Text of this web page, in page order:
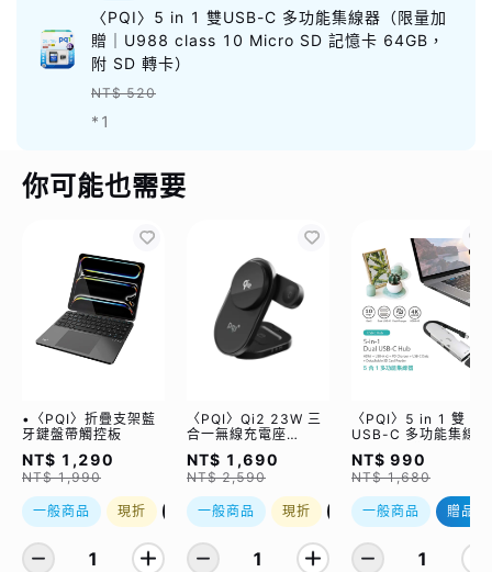
〈PQI〉5 in 1 雙USB-C 多功能集線器（限量加
贈｜U988 class 10 Micro SD 記憶卡 64GB，
附 SD 轉卡）
NT$ 520
*1
你可能也需要
•〈PQI〉折疊支架藍
牙鍵盤帶觸控板
NT$ 1,290
NT$ 1,990
一般商品 現折 優惠加購
1
〈PQI〉Qi2 23W 三
合一無線充電座
(WCC2302)
NT$ 1,690
NT$ 2,590
一般商品 現折 優惠加購
1
〈PQI〉5 in 1 雙
USB-C 多功能集線器
（限量加贈｜U988
class 10 Micro SD
記憶卡 64GB，附 SD
轉卡）
NT$ 990
NT$ 1,680
一般商品 贈品
1